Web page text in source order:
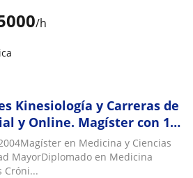
/h
Kinesiología y Carreras de
y Online. Magíster con 19
académicaen Medicina y Ciencias
MayorDiplomado en Medicina
Cróni...